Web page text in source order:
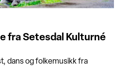
fra Setesdal Kulturné
dans og folkemusikk fra